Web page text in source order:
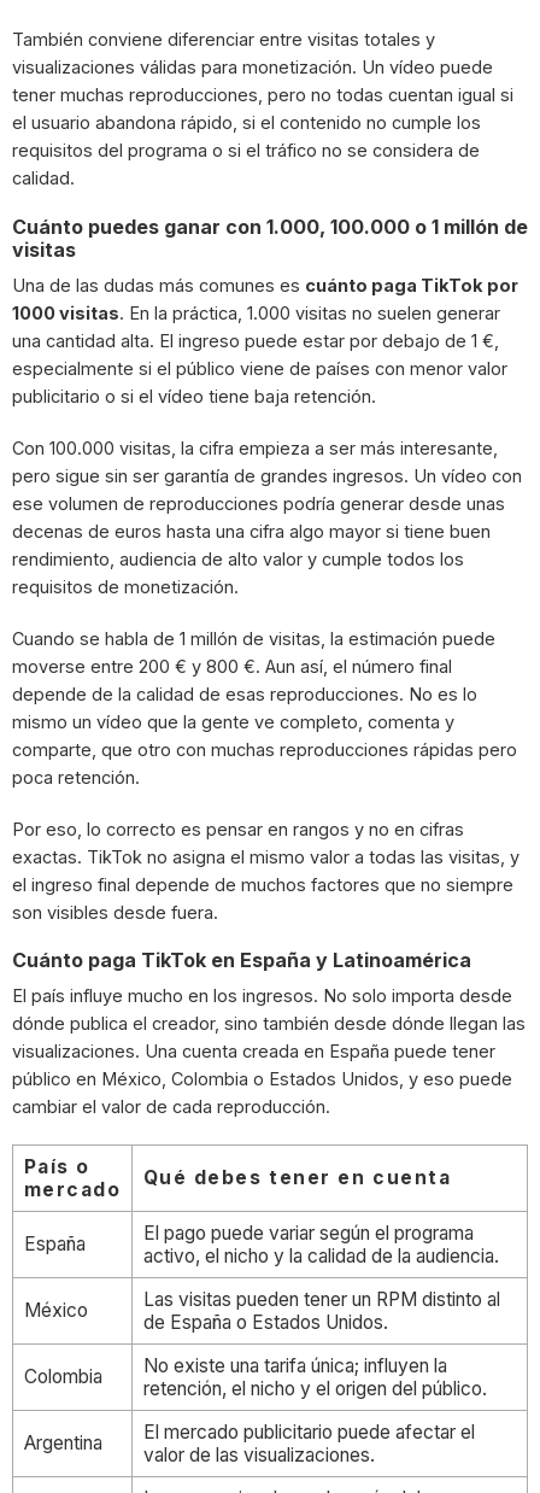
También conviene diferenciar entre visitas totales y
visualizaciones válidas para monetización. Un vídeo puede
tener muchas reproducciones, pero no todas cuentan igual si
el usuario abandona rápido, si el contenido no cumple los
requisitos del programa o si el tráfico no se considera de
calidad.
Cuánto puedes ganar con 1.000, 100.000 o 1 millón de
visitas
Una de las dudas más comunes es cuánto paga TikTok por
1000 visitas. En la práctica, 1.000 visitas no suelen generar
una cantidad alta. El ingreso puede estar por debajo de 1 €,
especialmente si el público viene de países con menor valor
publicitario o si el vídeo tiene baja retención.
Con 100.000 visitas, la cifra empieza a ser más interesante,
pero sigue sin ser garantía de grandes ingresos. Un vídeo con
ese volumen de reproducciones podría generar desde unas
decenas de euros hasta una cifra algo mayor si tiene buen
rendimiento, audiencia de alto valor y cumple todos los
requisitos de monetización.
Cuando se habla de 1 millón de visitas, la estimación puede
moverse entre 200 € y 800 €. Aun así, el número final
depende de la calidad de esas reproducciones. No es lo
mismo un vídeo que la gente ve completo, comenta y
comparte, que otro con muchas reproducciones rápidas pero
poca retención.
Por eso, lo correcto es pensar en rangos y no en cifras
exactas. TikTok no asigna el mismo valor a todas las visitas, y
el ingreso final depende de muchos factores que no siempre
son visibles desde fuera.
Cuánto paga TikTok en España y Latinoamérica
El país influye mucho en los ingresos. No solo importa desde
dónde publica el creador, sino también desde dónde llegan las
visualizaciones. Una cuenta creada en España puede tener
público en México, Colombia o Estados Unidos, y eso puede
cambiar el valor de cada reproducción.
País o
mercado
Qué debes tener en cuenta
España
El pago puede variar según el programa
activo, el nicho y la calidad de la audiencia.
México
Las visitas pueden tener un RPM distinto al
de España o Estados Unidos.
Colombia
No existe una tarifa única; influyen la
retención, el nicho y el origen del público.
Argentina
El mercado publicitario puede afectar el
valor de las visualizaciones.